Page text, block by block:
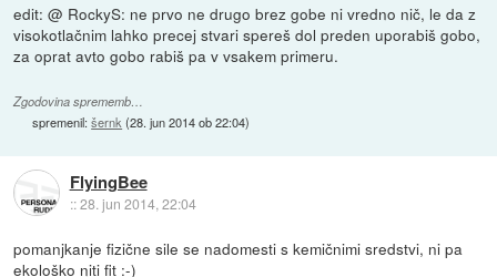
edit: @ RockyS: ne prvo ne drugo brez gobe ni vredno nič, le da z
visokotlačnim lahko precej stvari spereš dol preden uporabiš gobo,
za oprat avto gobo rabiš pa v vsakem primeru.
Zgodovina sprememb…
spremenil:šernk (28. jun 2014 ob 22:04)
FlyingBee
::28. jun 2014, 22:04
pomanjkanje fizične sile se nadomesti s kemičnimi sredstvi, ni pa
ekološko niti fit :-)